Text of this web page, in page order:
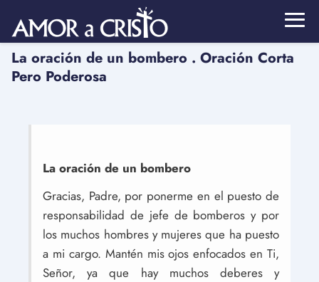
La oración de un bombero . Oración Corta
Pero Poderosa
La oración de un bombero
Gracias, Padre, por ponerme en el puesto de
responsabilidad de jefe de bomberos y por
los muchos hombres y mujeres que ha puesto
a mi cargo. Mantén mis ojos enfocados en Ti,
Señor, ya que hay muchos deberes y